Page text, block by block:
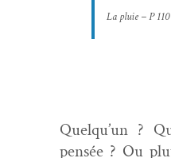
La pluie– P 110
Quelqu’un ?
pen­sée ? Ou